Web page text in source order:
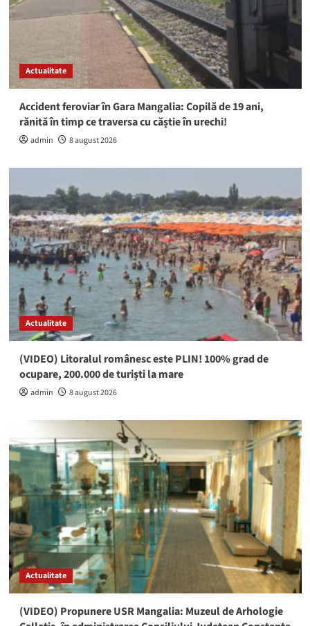
Actualitate
Accident feroviar în Gara Mangalia: Copilă de 19 ani,
rănită în timp ce traversa cu căștie în urechi!
admin 8 august 2026
Actualitate
(VIDEO) Litoralul românesc este PLIN! 100% grad de
ocupare, 200.000 de turiști la mare
admin 8 august 2026
Actualitate
(VIDEO) Propunere USR Mangalia: Muzeul de Arhologie